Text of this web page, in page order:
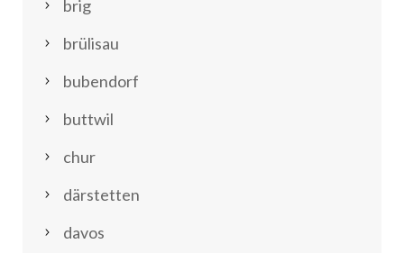
brig
brülisau
bubendorf
buttwil
chur
därstetten
davos